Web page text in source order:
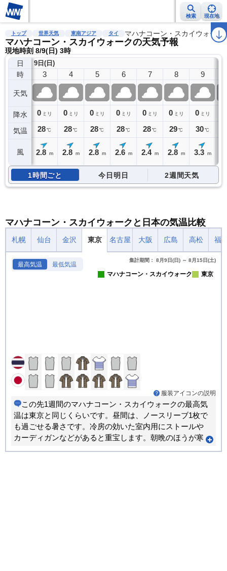
検索 現在地
雨雲レーダー 台風情報 地震情報 警報・注意報 2週間天気 ラ
トップ 世界天気 東南アジア タイ マハナコーン・スカイウォーク
マハナコーン・スカイウォークの天気予報
現地時刻 8/9(日) 3時
日
時
天気
降水
気温
風
9日(日)
3
0 ミリ
28℃
2.8 m
4
0 ミリ
28℃
2.8 m
5
0 ミリ
28℃
2.8 m
6
0 ミリ
28℃
2.6 m
7
0 ミリ
28℃
2.4 m
8
0 ミリ
29℃
2.8 m
9
0 ミリ
30℃
3.3 m
1時間ごと 今日明日 2週間天気
マハナコーン・スカイウォークと日本の気温比較
札幌 仙台 金沢 東京 名古屋 大阪 広島 高松 福
最高気温 最低気温
集計期間： 8月9日(日) ～ 8月15日(土)
マハナコーン・スカイウォーク 東京
服装アイコンの説明
この先1週間のマハナコーン・スカイウォークの最高気
温は東京と同じくらいです。昼間は、ノースリーブ1枚で
も過ごせる暑さです。冷房の効いた室内用にストールや
カーディガンなどがあると重宝します。朝晩のほうが寒